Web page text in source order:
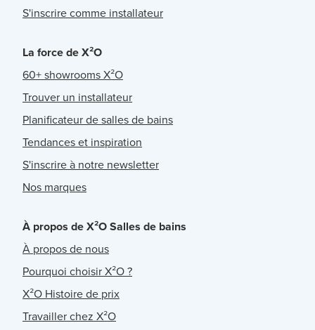
S'inscrire comme installateur
La force de X²O
60+ showrooms X²O
Trouver un installateur
Planificateur de salles de bains
Tendances et inspiration
S'inscrire à notre newsletter
Nos marques
À propos de X²O Salles de bains
À propos de nous
Pourquoi choisir X²O ?
X²O Histoire de prix
Travailler chez X²O